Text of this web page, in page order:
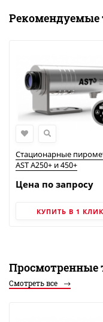
Рекомендуемые
Стационарные
AST A250+ и 450+
Цена по запросу
КУПИТЬ В 1 КЛИК
Просмотренные
Смотреть все